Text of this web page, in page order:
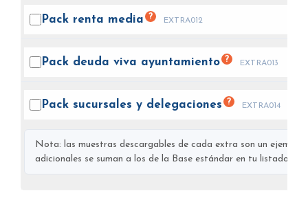
Pack renta media ? EXTRA012
Pack deuda viva ayuntamiento ? EXTRA013
Pack sucursales y delegaciones ? EXTRA014
Nota: las muestras descargables de cada extra son un
adicionales se suman a los de la Base estándar en tu listado